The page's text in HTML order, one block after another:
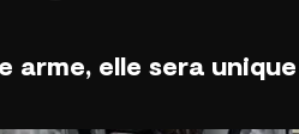
arme, elle sera